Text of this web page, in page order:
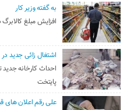
به گفته وزیر کار
افزایش مبلغ
اشتغال زائی جدید
احداث کارخانه جدید
پایتخت
علی رقم اعلان های